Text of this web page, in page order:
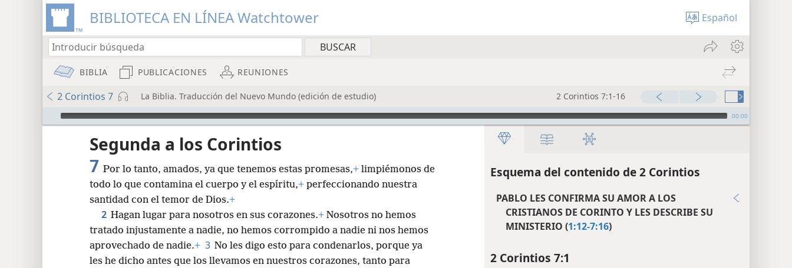
BIBLIOTECA EN LÍNEA Watchtower Español
BIBLIA PUBLICACIONES REUNIONES
2 Corintios 7 La Biblia. Traducción del Nuevo Mundo (edición de estudio) 2 Corintios 7:1-16
Audio Player 00:00
Esquema del contenido de 2 Corintios
PABLO LES CONFIRMA SU AMOR A LOS
CRISTIANOS DE CORINTO Y LES DESCRIBE SU
MINISTERIO (1:12-7:16)
2 Corintios 7:1
Segunda a los Corintios
7 Por lo tanto, amados, ya que tenemos estas promesas,+ limpiémonos de
todo lo que contamina el cuerpo y el espíritu,+ perfeccionando nuestra
santidad con el temor de Dios.+
2 Hagan lugar para nosotros en sus corazones.+ Nosotros no hemos
tratado injustamente a nadie, no hemos corrompido a nadie ni nos hemos
aprovechado de nadie.+ 3 No les digo esto para condenarlos, porque ya
les he dicho antes que los llevamos en nuestros corazones, tanto para